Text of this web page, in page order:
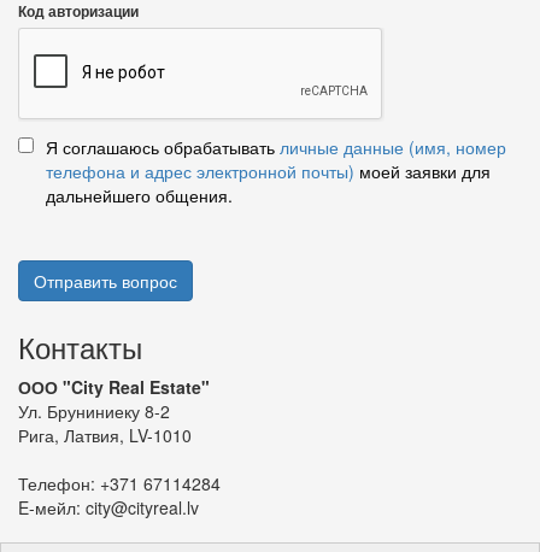
Код авторизации
Я соглашаюсь обрабатывать личные данные (имя, номер
телефона и адрес электронной почты) моей заявки для
дальнейшего общения.
Отправить вопрос
Контакты
ООО "City Real Estate"
Ул. Бруниниеку 8-2
Рига, Латвия, LV-1010
Телефон: +371 67114284
E-мейл: city@cityreal.lv